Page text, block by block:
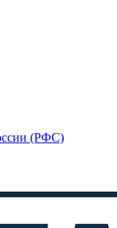
(РФС)